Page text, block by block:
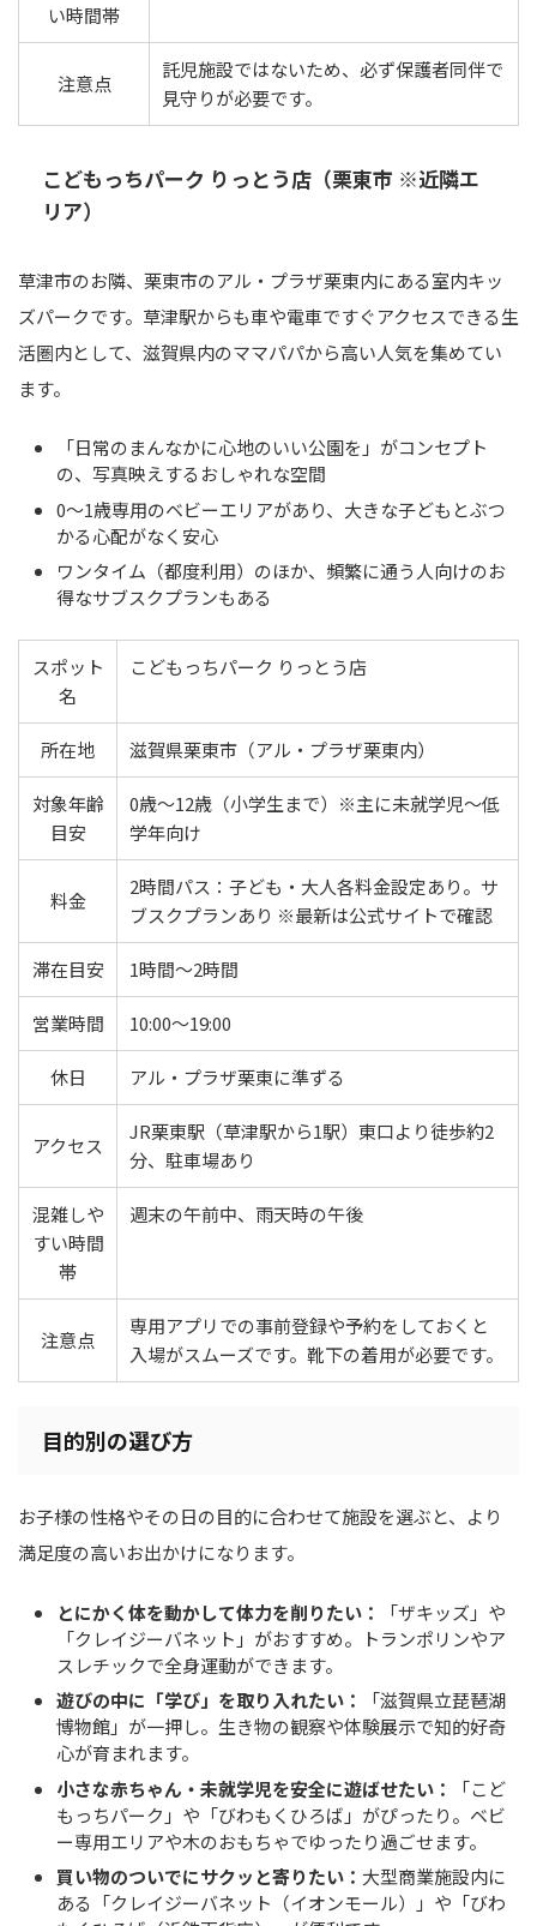
い時間帯
注意点
託児施設ではないため、必ず保護者同伴で
見守りが必要です。
こどもっちパーク りっとう店（栗東市 ※近隣エ
リア）
草津市のお隣、栗東市のアル・プラザ栗東内にある室内キッ
ズパークです。草津駅からも車や電車ですぐアクセスできる生
活圏内として、滋賀県内のママパパから高い人気を集めてい
ます。
「日常のまんなかに心地のいい公園を」がコンセプト
の、写真映えするおしゃれな空間
0〜1歳専用のベビーエリアがあり、大きな子どもとぶつ
かる心配がなく安心
ワンタイム（都度利用）のほか、頻繁に通う人向けのお
得なサブスクプランもある
スポット
名
こどもっちパーク りっとう店
所在地 滋賀県栗東市（アル・プラザ栗東内）
対象年齢
目安
0歳〜12歳（小学生まで）※主に未就学児〜低
学年向け
料金
2時間パス：子ども・大人各料金設定あり。サ
ブスクプランあり ※最新は公式サイトで確認
滞在目安 1時間〜2時間
営業時間 10:00〜19:00
休日 アル・プラザ栗東に準ずる
アクセス
JR栗東駅（草津駅から1駅）東口より徒歩約2
分、駐車場あり
混雑しや
すい時間
帯
週末の午前中、雨天時の午後
注意点
専用アプリでの事前登録や予約をしておくと
入場がスムーズです。靴下の着用が必要です。
目的別の選び方
お子様の性格やその日の目的に合わせて施設を選ぶと、より
満足度の高いお出かけになります。
とにかく体を動かして体力を削りたい：
「ザキッズ」や
「クレイジーバネット」がおすすめ。トランポリンやア
スレチックで全身運動ができます。
遊びの中に「学び」を取り入れたい：
「滋賀県立琵琶湖
博物館」が一押し。生き物の観察や体験展示で知的好奇
心が育まれます。
小さな赤ちゃん・未就学児を安全に遊ばせたい：
「こど
もっちパーク」や「びわもくひろば」がぴったり。ベビ
ー専用エリアや木のおもちゃでゆったり過ごせます。
買い物のついでにサクッと寄りたい： 大型商業施設内に
ある「クレイジーバネット（イオンモール）」や「びわ